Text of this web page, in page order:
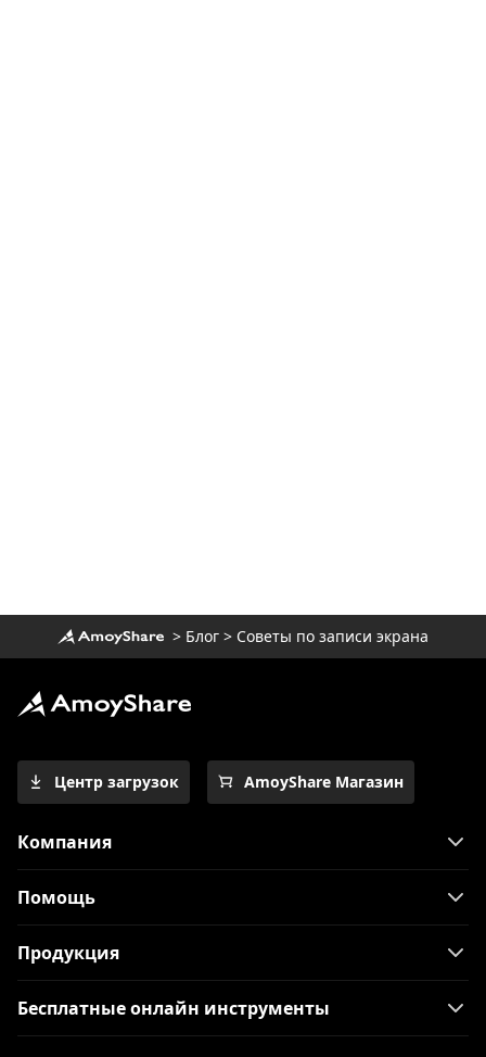
> Блог > Советы по записи экрана
Центр загрузок AmoyShare Магазин
Компания
Помощь
Продукция
Бесплатные онлайн инструменты